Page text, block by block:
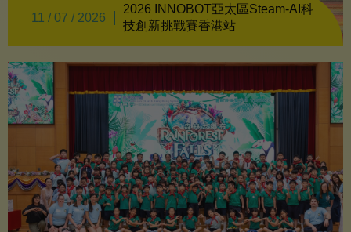
11 / 07 / 2026
2026 INNOBOT亞太區Steam-AI科
技創新挑戰賽香港站